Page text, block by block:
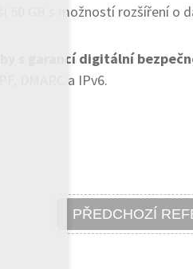
50 GB s možností rozšíření o
s garancí digitální
DMARC a IPv6.
PŘEDCHOZÍ